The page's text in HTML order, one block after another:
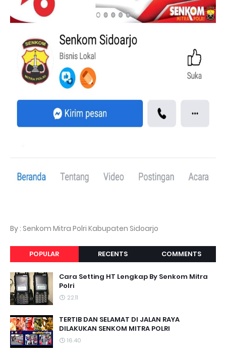
By : Senkom Mitra Polri Kabupaten Sidoarjo
POPULAR RECENTS COMMENTS
Cara Setting HT Lengkap By Senkom Mitra
Polri
22.11
TERTIB DAN SELAMAT DI JALAN RAYA
DILAKUKAN SENKOM MITRA POLRI
16.40